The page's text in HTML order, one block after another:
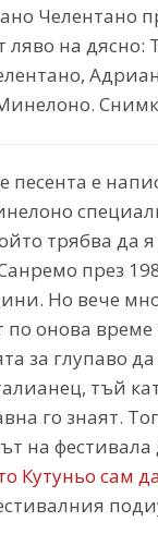
Челентано
ляво на дясно:
песента е
трябва да
през
Но вече
по онова време
за глупаво
тъй
го знаят.
на
Кутуньо сам